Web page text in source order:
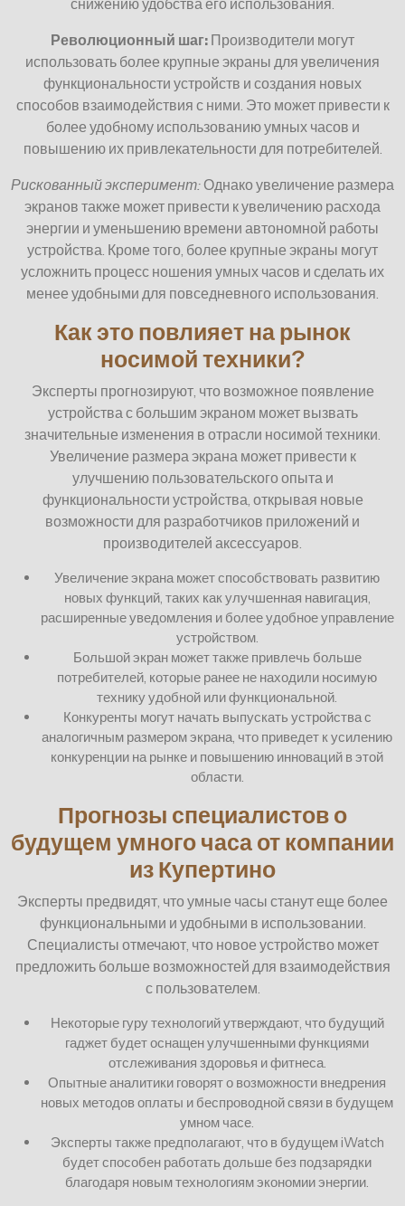
Революционный шаг: Производители могут
использовать более крупные экраны для увеличения
функциональности устройств и создания новых
способов взаимодействия с ними. Это может привести к
более удобному использованию умных часов и
повышению их привлекательности для потребителей.
Рискованный эксперимент: Однако увеличение размера
экранов также может привести к увеличению расхода
энергии и уменьшению времени автономной работы
устройства. Кроме того, более крупные экраны могут
усложнить процесс ношения умных часов и сделать их
менее удобными для повседневного использования.
Как это повлияет на рынок
носимой техники?
Эксперты прогнозируют, что возможное появление
устройства с большим экраном может вызвать
значительные изменения в отрасли носимой техники.
Увеличение размера экрана может привести к
улучшению пользовательского опыта и
функциональности устройства, открывая новые
возможности для разработчиков приложений и
производителей аксессуаров.
Увеличение экрана может способствовать развитию
новых функций, таких как улучшенная навигация,
расширенные уведомления и более удобное управление
устройством.
Большой экран может также привлечь больше
потребителей, которые ранее не находили носимую
технику удобной или функциональной.
Конкуренты могут начать выпускать устройства с
аналогичным размером экрана, что приведет к усилению
конкуренции на рынке и повышению инноваций в этой
области.
Прогнозы специалистов о
будущем умного часа от компании
из Купертино
Эксперты предвидят, что умные часы станут еще более
функциональными и удобными в использовании.
Специалисты отмечают, что новое устройство может
предложить больше возможностей для взаимодействия
с пользователем.
Некоторые гуру технологий утверждают, что будущий
гаджет будет оснащен улучшенными функциями
отслеживания здоровья и фитнеса.
Опытные аналитики говорят о возможности внедрения
новых методов оплаты и беспроводной связи в будущем
умном часе.
Эксперты также предполагают, что в будущем iWatch
будет способен работать дольше без подзарядки
благодаря новым технологиям экономии энергии.